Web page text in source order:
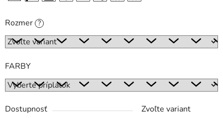
Rozmer ?
FARBY
Dostupnosť
Zvoľte variant